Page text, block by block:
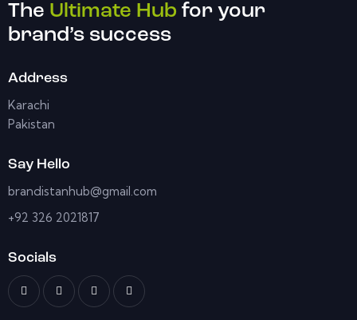
The Ultimate Hub for your
brand’s success
Address
Karachi
Pakistan
Say Hello
brandistanhub@gmail.com
+92 326 2021817
Socials